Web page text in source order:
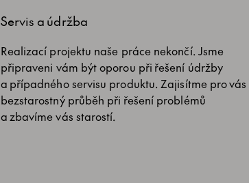
Servis a údržba
Realizací projektu naše práce nekončí. Jsme
připraveni vám být oporou při řešení údržby
a případného servisu produktu. Zajisítme pro vás
bezstarostný průběh při řešení problémů
a zbavíme vás starostí.